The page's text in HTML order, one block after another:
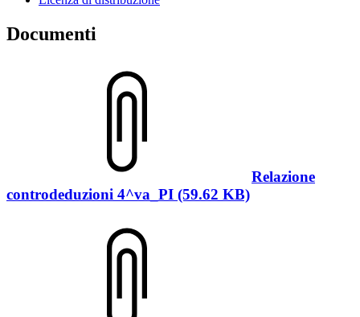
Documenti
Relazione
controdeduzioni 4^va_PI (59.62 KB)